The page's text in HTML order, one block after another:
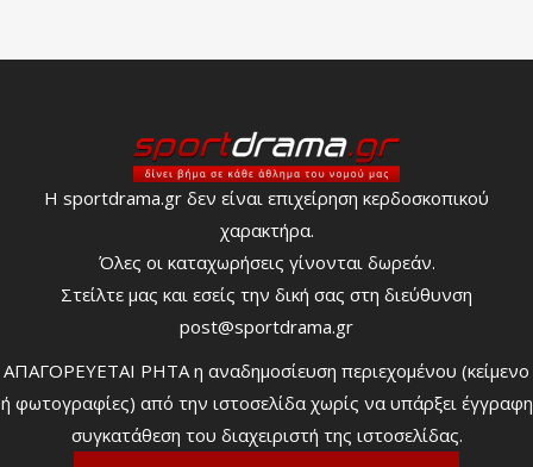
Η sportdrama.gr δεν είναι επιχείρηση κερδοσκοπικού
χαρακτήρα.
Όλες οι καταχωρήσεις γίνονται δωρεάν.
Στείλτε μας και εσείς την δική σας στη διεύθυνση
post@sportdrama.gr
ΑΠΑΓΟΡΕΥΕΤΑΙ ΡΗΤΑ η αναδημοσίευση περιεχομένου (κείμενο
ή φωτογραφίες) από την ιστοσελίδα χωρίς να υπάρξει έγγραφη
συγκατάθεση του διαχειριστή της ιστοσελίδας.